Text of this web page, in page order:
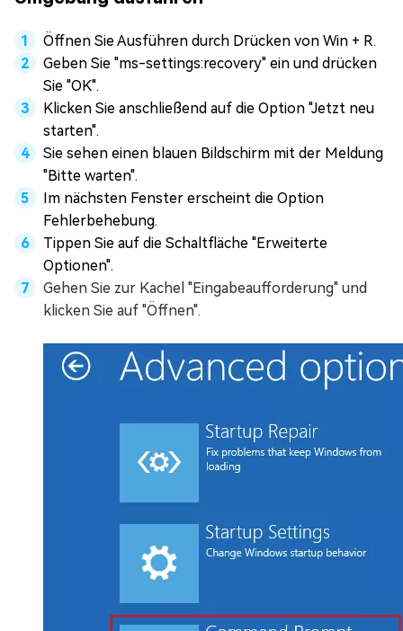
Öffnen Sie Ausführen durch Drücken von Win + R.
Geben Sie "ms-settings:recovery" ein und drücken
Sie "OK".
Klicken Sie anschließend auf die Option "Jetzt neu
starten".
Sie sehen einen blauen Bildschirm mit der Meldung
"Bitte warten".
Im nächsten Fenster erscheint die Option
Fehlerbehebung.
Tippen Sie auf die Schaltfläche "Erweiterte
Optionen".
Gehen Sie zur Kachel "Eingabeaufforderung" und
klicken Sie auf "Öffnen".